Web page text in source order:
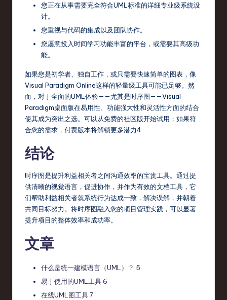
您正在从事需要完全符合UML标准的详细专业级系统设
计。
您重视与代码的集成以及团队协作。
您愿意投入时间学习功能丰富的平台，或需要其高级功
能。
如果您是初学者、独自工作，或只需要快速简单的图表，像
Visual Paradigm Online这样的轻量级工具可能已足够。然
而，对于全面的UML体验——尤其是时序图——Visual
Paradigm桌面版在易用性、功能强大性和灵活性方面的结合
使其成为突出之选。可以从免费的社区版开始试用；如果符
合您的需求，付费版本将解锁更多潜力4
结论
时序图是提升利益相关者之间沟通效率的宝贵工具。通过提
供清晰的视觉语言，促进协作，并作为有效的文档工具，它
们帮助利益相关者就系统行为达成一致，解决误解，并朝着
共同目标努力。将时序图融入您的项目管理实践，可以显著
提升项目的整体效率和成功率。
文章
什么是统一建模语言（UML）？ 5
易于使用的UML工具6
在线UML图工具7